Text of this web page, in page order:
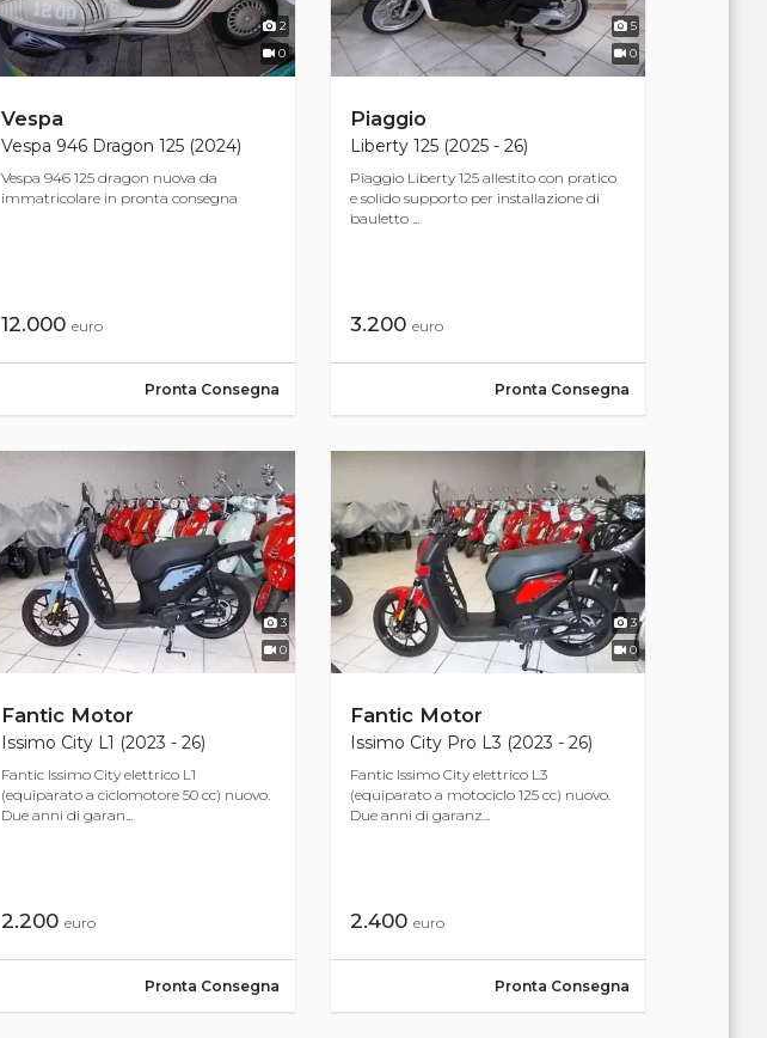
2
0
Vespa
Vespa 946 Dragon 125 (2024)
Vespa 946 125 dragon nuova da
immatricolare in pronta consegna
12.000 euro
Pronta Consegna
5
0
Piaggio
Liberty 125 (2025 - 26)
Piaggio Liberty 125 allestito con pratico
e solido supporto per installazione di
bauletto ...
3.200euro
Pronta Consegna
3
0
Fantic Motor
Issimo City L1 (2023 - 26)
Fantic Issimo City elettrico L1
(equiparato a ciclomotore 50 cc) nuovo.
Due anni di garan...
2.200 euro
Pronta Consegna
3
0
Fantic Motor
Issimo City Pro L3 (2023 - 26)
Fantic Issimo City elettrico L3
(equiparato a motociclo 125 cc) nuovo.
Due anni di garanz...
2.400euro
Pronta Consegna